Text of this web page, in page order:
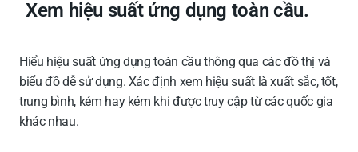
Xem hiệu suất ứng dụng toàn cầu.
Hiểu hiệu suất ứng dụng toàn cầu thông qua các đồ thị và
biểu đồ dễ sử dụng. Xác định xem hiệu suất là xuất sắc, tốt,
trung bình, kém hay kém khi được truy cập từ các quốc gia
khác nhau.